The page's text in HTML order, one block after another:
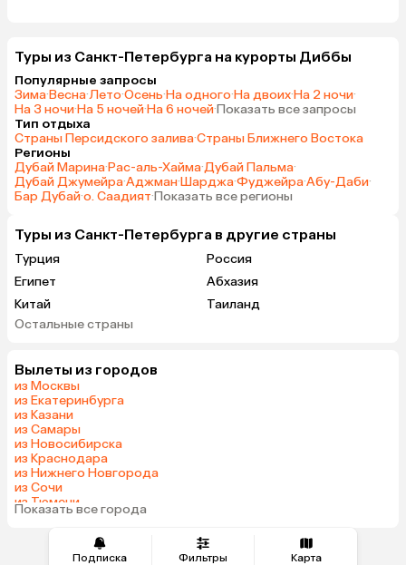
Подписка Фильтры Карта
Туры из Санкт-Петербурга на курорты Диббы
Популярные запросы
Зима·Весна·Лето·Осень·На одного·На двоих·На 2 ночи·
На 3 ночи·На 5 ночей·На 6 ночей·Показать все запросы
Тип отдыха
Страны Персидского залива·Страны Ближнего Востока
Регионы
Дубай Марина·Рас-аль-Хайма·Дубай Пальма·
Дубай Джумейра·Аджман·Шарджа·Фуджейра·Абу-Даби·
Бар Дубай·о. Саадият·Показать все регионы
Туры из Санкт-Петербурга в другие страны
Турция
Россия
Египет
Абхазия
Китай
Таиланд
Вьетнам
Грузия
Армения
Казахстан
Узбекистан
Сербия
Кипр
Иордания
Саудовская Аравия
Таджикистан
Остальные страны
Вылеты из городов
из Москвы
из Екатеринбурга
из Казани
из Самары
из Новосибирска
из Краснодара
из Нижнего Новгорода
из Сочи
из Тюмени
из Челябинска
Показать все города